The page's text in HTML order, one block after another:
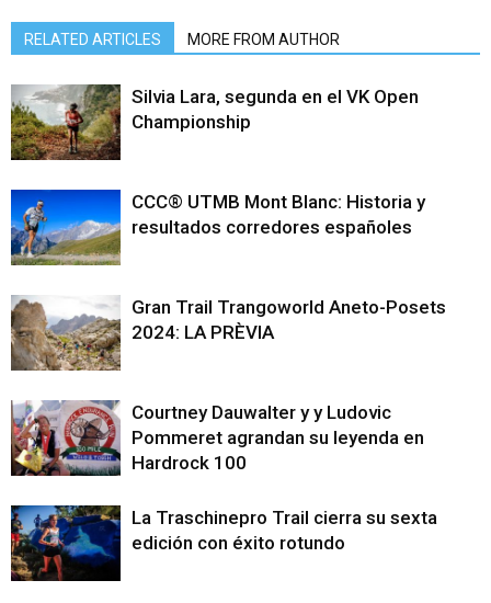
RELATED ARTICLES MORE FROM AUTHOR
Silvia Lara, segunda en el VK Open
Championship
CCC® UTMB Mont Blanc: Historia y
resultados corredores españoles
Gran Trail Trangoworld Aneto-Posets
2024: LA PRÈVIA
Courtney Dauwalter y y Ludovic
Pommeret agrandan su leyenda en
Hardrock 100
La Traschinepro Trail cierra su sexta
edición con éxito rotundo